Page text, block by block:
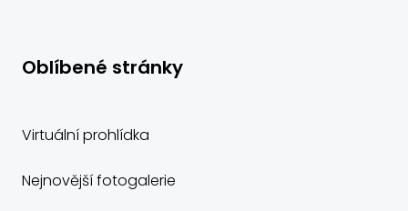
Oblíbené stránky
Virtuální prohlídka
Nejnovější fotogalerie